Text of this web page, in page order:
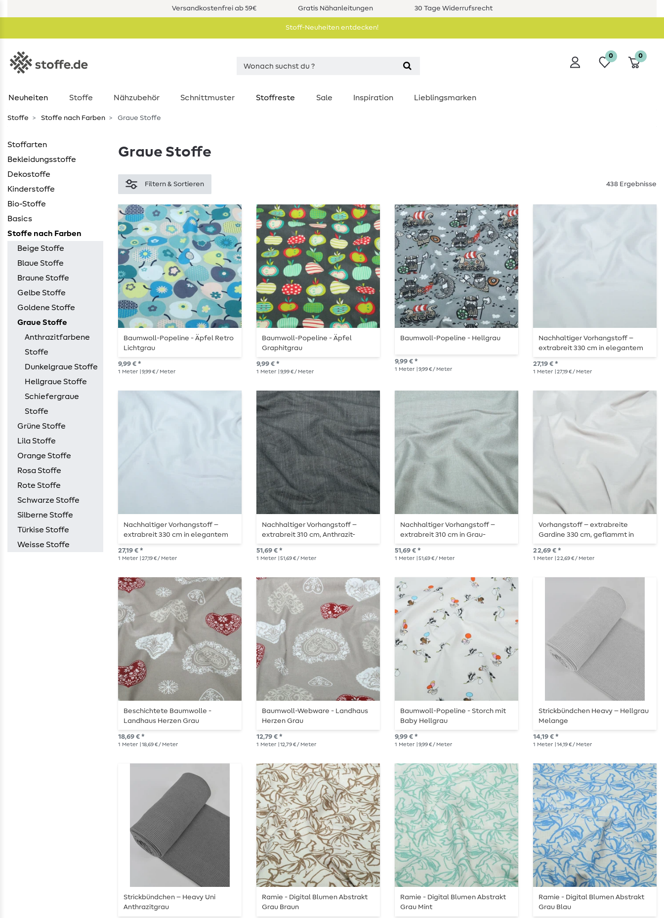
Versandkostenfrei ab 59€ Gratis Nähanleitungen 30 Tage Widerrufsrecht
Stoff-Neuheiten entdecken!
0 0
Neuheiten Stoffe Nähzubehör Schnittmuster Stoffreste Sale Inspiration Lieblingsmarken
Stoffe Stoffe nach Farben Graue Stoffe
Stoffarten
Bekleidungsstoffe
Dekostoffe
Kinderstoffe
Bio-Stoffe
Basics
Stoffe nach Farben
Beige Stoffe
Blaue Stoffe
Braune Stoffe
Gelbe Stoffe
Goldene Stoffe
Graue Stoffe
Anthrazitfarbene
Stoffe
Dunkelgraue Stoffe
Hellgraue Stoffe
Schiefergraue
Stoffe
Grüne Stoffe
Lila Stoffe
Orange Stoffe
Rosa Stoffe
Rote Stoffe
Schwarze Stoffe
Silberne Stoffe
Türkise Stoffe
Weisse Stoffe
Graue Stoffe
Filtern & Sortieren 438 Ergebnisse
Baumwoll-Popeline - Äpfel Retro
Lichtgrau
9,99 € *
1 Meter | 9,99 € / Meter
Baumwoll-Popeline - Äpfel
Graphitgrau
9,99 € *
1 Meter | 9,99 € / Meter
Baumwoll-Popeline - Hellgrau
9,99 € *
1 Meter | 9,99 € / Meter
Nachhaltiger Vorhangstoff –
extrabreit 330 cm in elegantem
Hellgrau
27,19 € *
1 Meter | 27,19 € / Meter
Nachhaltiger Vorhangstoff –
extrabreit 330 cm in elegantem
Lichtgrau
27,19 € *
1 Meter | 27,19 € / Meter
Nachhaltiger Vorhangstoff –
extrabreit 310 cm, Anthrazit-
Melange
51,69 € *
1 Meter | 51,69 € / Meter
Nachhaltiger Vorhangstoff –
extrabreit 310 cm in Grau-
Melange
51,69 € *
1 Meter | 51,69 € / Meter
Vorhangstoff – extrabreite
Gardine 330 cm, geflammt in
Zartgrau
22,69 € *
1 Meter | 22,69 € / Meter
Beschichtete Baumwolle -
Landhaus Herzen Grau
18,69 € *
1 Meter | 18,69 € / Meter
Baumwoll-Webware - Landhaus
Herzen Grau
12,79 € *
1 Meter | 12,79 € / Meter
Baumwoll-Popeline - Storch mit
Baby Hellgrau
9,99 € *
1 Meter | 9,99 € / Meter
Strickbündchen Heavy – Hellgrau
Melange
14,19 € *
1 Meter | 14,19 € / Meter
Strickbündchen – Heavy Uni
Anthrazitgrau
Ramie - Digital Blumen Abstrakt
Grau Braun
Ramie - Digital Blumen Abstrakt
Grau Mint
Ramie - Digital Blumen Abstrakt
Grau Blau